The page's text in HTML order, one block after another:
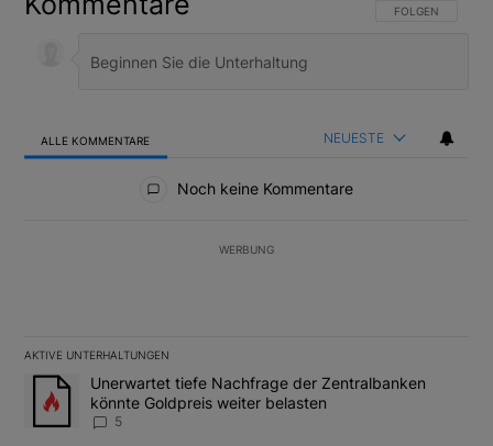
FOLGE DIESER
FOLGEN
ALLE KOMMENTARE NEUESTE
Noch keine Kommentare
WERBUNG
AKTIVE UNTERHALTUNGEN
Das Folgende ist eine Liste der am meisten kommentierten
Ein Trendartikel mit dem Titel "Unerwartet tiefe Nachfrage der
Unerwartet tiefe Nachfrage der Zentralbanken
könnte Goldpreis weiter belasten
5